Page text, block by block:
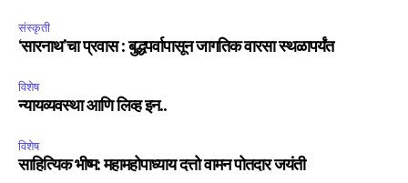
संस्कृती
‘सारनाथ’चा प्रवास : बुद्धपर्वापासून जागतिक वारसा स्थळापर्यंत
विशेष
न्यायव्यवस्था आणि लिव्ह इन..
विशेष
साहित्यिक भीष्म: महामहोपाध्याय दत्तो वामन पोतदार जयंती